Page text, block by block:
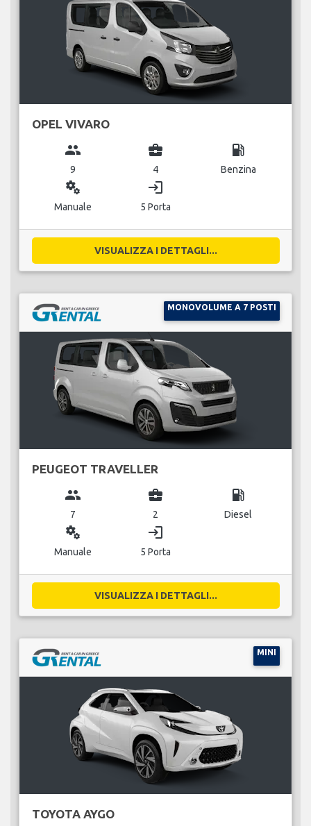
OPEL VIVARO
group
9
business_center
4
local_gas_station
Benzina
miscellaneous_services
Manuale
login
5 Porta
VISUALIZZA I DETTAGLI...
MONOVOLUME A 7 POSTI
PEUGEOT TRAVELLER
group
7
business_center
2
local_gas_station
Diesel
miscellaneous_services
Manuale
login
5 Porta
VISUALIZZA I DETTAGLI...
MINI
TOYOTA AYGO